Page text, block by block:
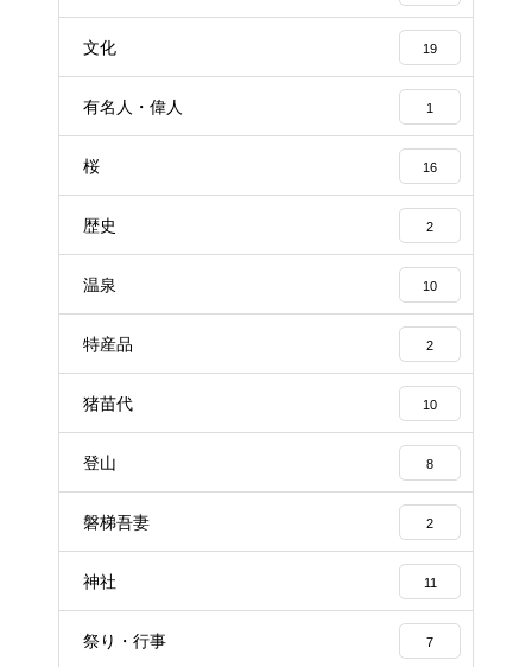
文化 19
有名人・偉人 1
桜 16
歴史 2
温泉 10
特産品 2
猪苗代 10
登山 8
磐梯吾妻 2
神社 11
祭り・行事 7